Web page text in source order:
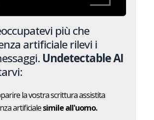
più che
artificiale rilevi i
Undetectable AI
la vostra scrittura assistita
artificialesimile all'uomo.